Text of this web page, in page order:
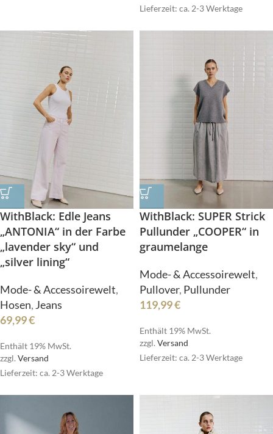
Lieferzeit: ca. 2-3 Werktage
WithBlack: Edle Jeans
„ANTONIA“ in der Farbe
„lavender sky“ und
„silver lining“
Mode- & Accessoirewelt,
Hosen, Jeans
69,99€
Enthält 19% MwSt.
zzgl. Versand
Lieferzeit: ca. 2-3 Werktage
WithBlack: SUPER Strick
Pullunder „COOPER“ in
graumelange
Mode- & Accessoirewelt,
Pullover, Pullunder
119,99€
Enthält 19% MwSt.
zzgl. Versand
Lieferzeit: ca. 2-3 Werktage